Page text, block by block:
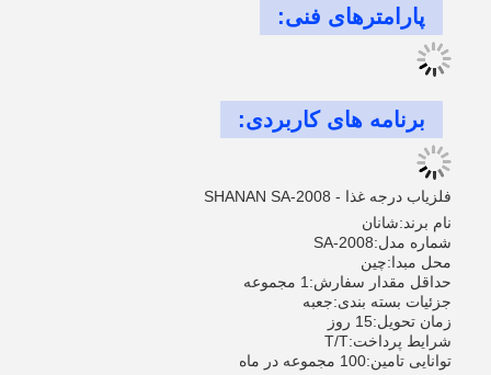
پارامترهای فنی:
برنامه های کاربردی:
فلزیاب درجه غذا - SHANAN SA-2008
نام برند:شانان
شماره مدل:SA-2008
محل مبدا:چین
حداقل مقدار سفارش: 1 مجموعه
جزئیات بسته بندی:جعبه
زمان تحویل:15 روز
شرایط پرداخت:T/T
توانایی تامین:100 مجموعه در ماه